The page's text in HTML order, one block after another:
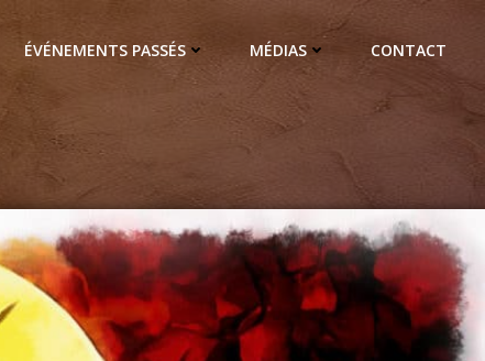
ÉVÉNEMENTS PASSÉS MÉDIAS CONTACT